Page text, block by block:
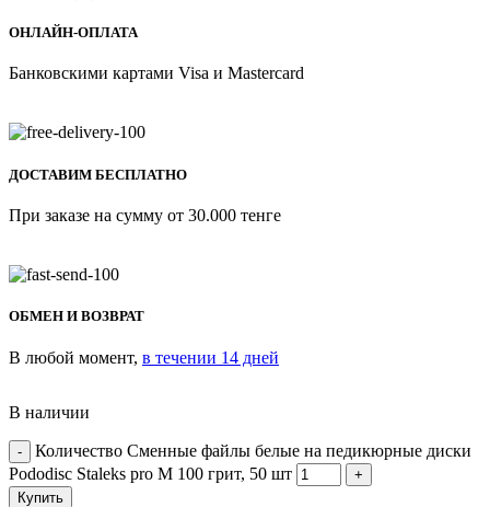
ОНЛАЙН-ОПЛАТА
Банковскими картами Visa и Mastercard
ДОСТАВИМ БЕСПЛАТНО
При заказе на сумму от 30.000 тенге
ОБМЕН И ВОЗВРАТ
В любой момент, в течении 14 дней
В наличии
Количество Сменные файлы белые на педикюрные диски
Pododisc Staleks pro M 100 грит, 50 шт
Купить